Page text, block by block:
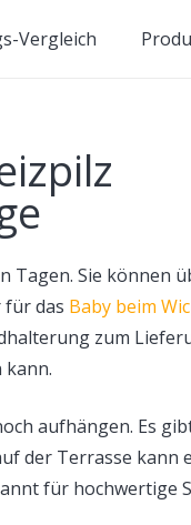
Vergleich
Tagen. Sie können
für das Baby beim
zum
kann.
aufhängen. Es
der Terrasse kann
für hochwertige